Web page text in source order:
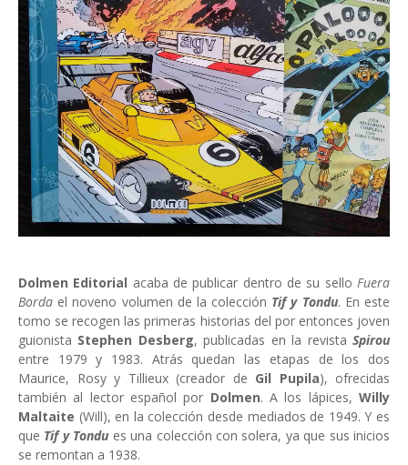
Dolmen Editorial acaba de publicar dentro de su selloFuera
Borda el noveno volumen de la colección Tif y Tondu. En este
tomo se recogen las primeras historias del por entonces joven
guionista Stephen Desberg, publicadas en la revistaSpirou
entre 1979 y 1983. Atrás quedan las etapas de los dos
Maurice, Rosy y Tillieux (creador de Gil Pupila), ofrecidas
también al lector español por Dolmen. A los lápices,Willy
Maltaite (Will), en la colección desde mediados de 1949. Y es
que Tif y Tondu es una colección con solera, ya que sus inicios
se remontan a 1938.